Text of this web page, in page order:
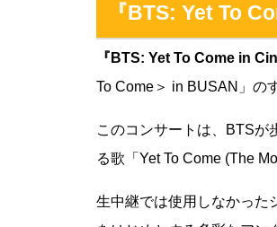
『BTS: Yet To
『BTS: Yet To Come in
To Come＞ in BUSAN」の
このコンサートは、BTSが
る歌「Yet To Come (The
生中継では使用しなかった